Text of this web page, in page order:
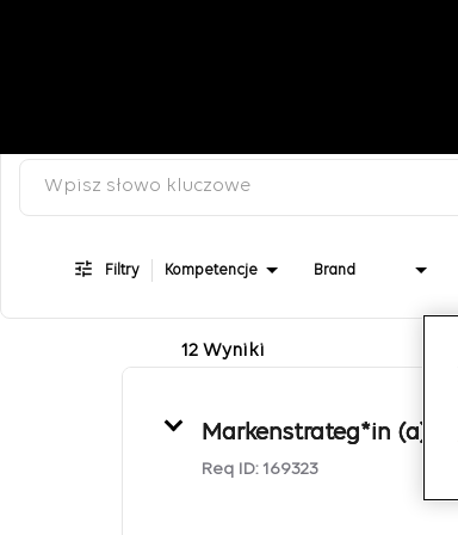
Job Search Page
Filtry Kompetencje Brand
12 Wyniki
Markenstrateg*in (a)
Req ID: 169323